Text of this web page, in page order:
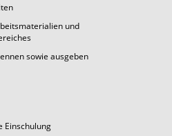
und
sowie ausgeben
Einschulung